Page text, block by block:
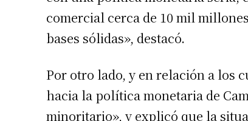
comercial cerca de 10 mil
bases sólidas», destacó.
Por otro lado, y en relación a los
hacia la política monetaria de
minoritario», y explicó que la